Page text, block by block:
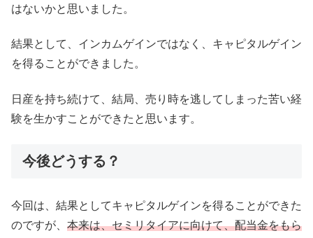
はないかと思いました。
結果として、インカムゲインではなく、キャピタルゲイン
を得ることができました。
日産を持ち続けて、結局、売り時を逃してしまった苦い経
験を生かすことができたと思います。
今後どうする？
今回は、結果としてキャピタルゲインを得ることができた
のですが、 本来は、セミリタイアに向けて、配当金をもら